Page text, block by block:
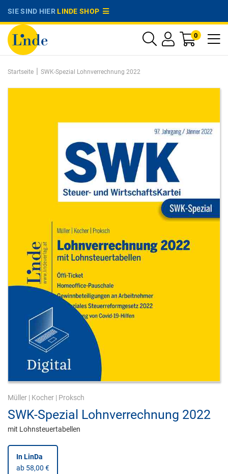
SIE SIND HIERLINDE SHOP
0
Startseite | SWK-Spezial Lohnverrechnung 2022
Müller | Kocher | Proksch
SWK-Spezial Lohnverrechnung 2022
mit Lohnsteuertabellen
In LinDa
ab 58,00 €